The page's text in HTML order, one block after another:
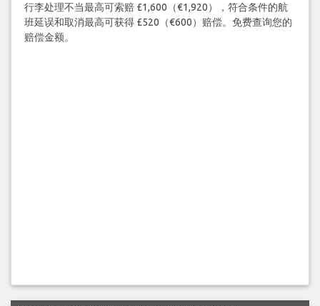
行李处理不当最高可索赔 £1,600（€1,920），符合条件的航
班延误和取消最高可获得 £520（€600）赔偿。免费查询您的
赔偿金额。